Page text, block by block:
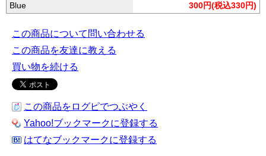
Blue
300円(税込330円)
この商品について問い合わせる
この商品を友達に教える
買い物を続ける
この商品をログピでつぶやく
Yahoo!ブックマークに登録する
はてなブックマークに登録する